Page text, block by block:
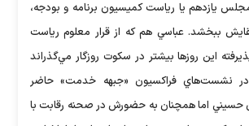
يازدهم يا رياست كميسيون برنامه و بودجه،
ببخشد. عباسي هم كه از قرار معلوم رياست
اين روزها بيشتر در سكوت روزگار مي‌گذراند
نشست‌هاي فراكسيون «جبهه خدمت» حاضر
حسيني اما همچنان به حضورش در صحنه رقابت با